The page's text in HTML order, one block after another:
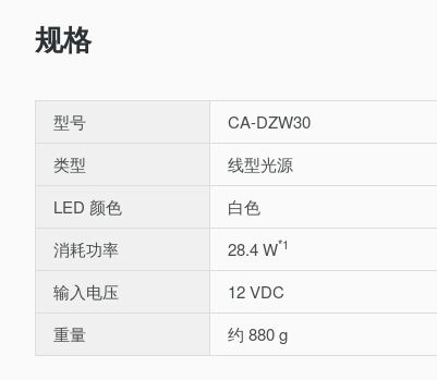
规格
型号
CA-DZW30
类型
线型光源
LED 颜色
白色
消耗功率
28.4 W*1
输入电压
12 VDC
重量
约 880 g